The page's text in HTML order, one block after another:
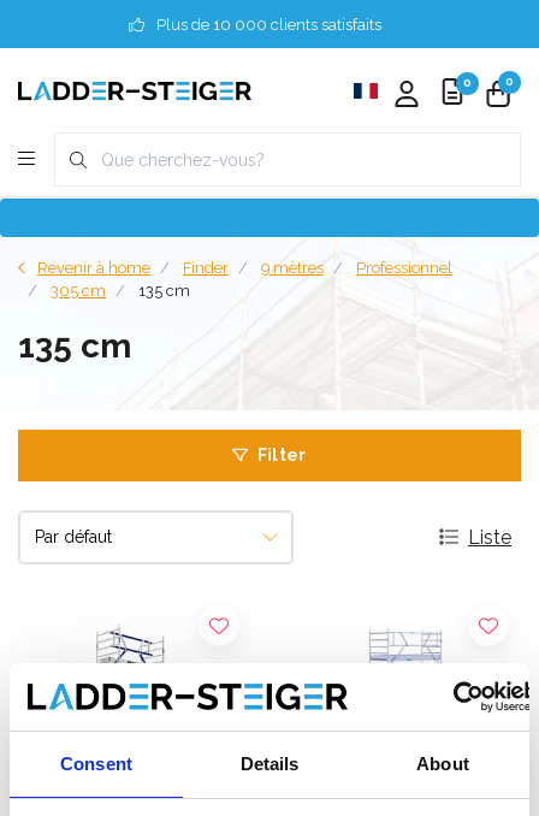
Consent Details About
Plus de 10 000 clients satisfaits
0 0
Revenir à home Finder 9 mètres
Professionnel
305 cm
135 cm
135 cm
Filter
Liste